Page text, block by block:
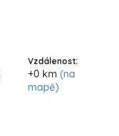
Vzdálenost:
+0 km (na
mapě)